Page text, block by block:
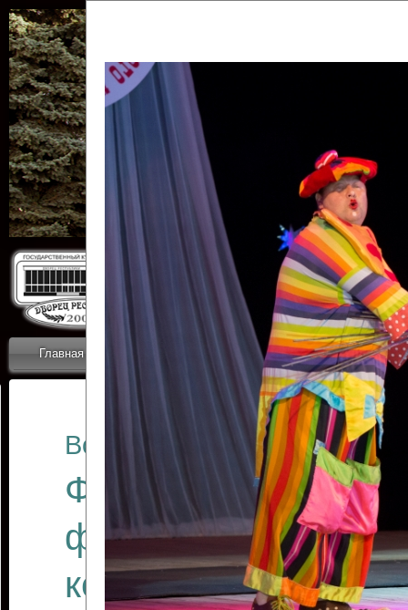
Главная Коллективы Новости
ОТЧЕТЫ ГКЦ
Все отчеты
Финал
фестиваля
коллективов